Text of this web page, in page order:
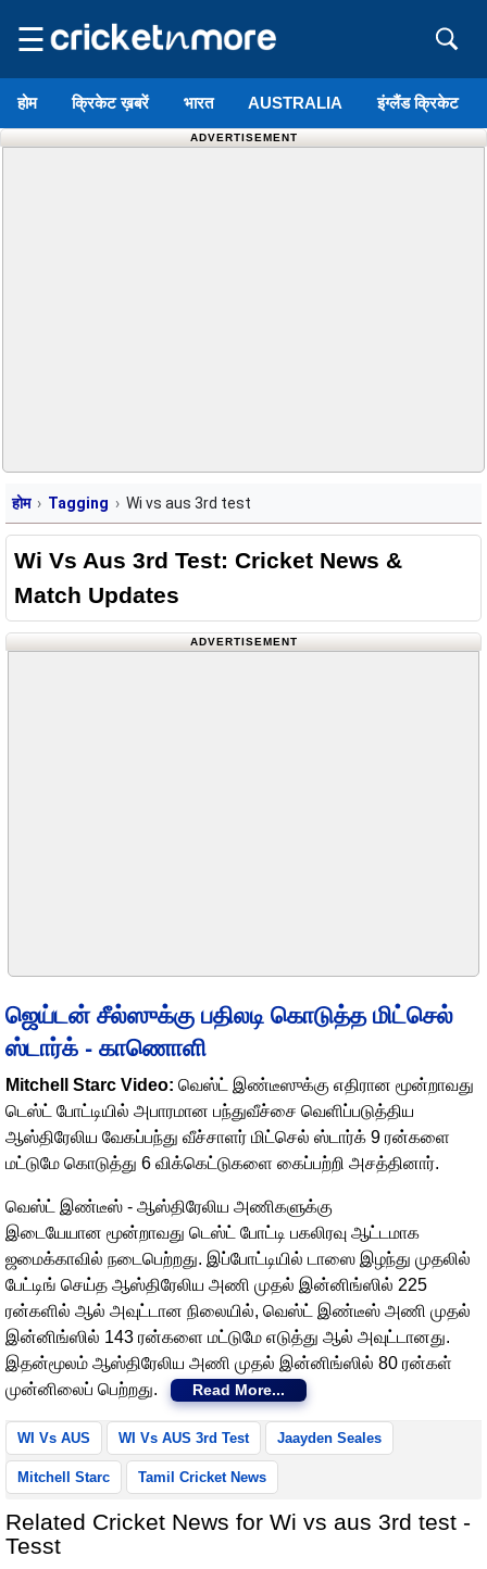
☰
होम क्रिकेट ख़बरें भारत AUSTRALIA इंग्लैंड क्रिकेट
ADVERTISEMENT
होम Tagging Wi vs aus 3rd test
Wi Vs Aus 3rd Test: Cricket News &
Match Updates
ADVERTISEMENT
ஜெய்டன் சீல்ஸுக்கு பதிலடி கொடுத்த மிட்செல்
ஸ்டார்க் - காணொளி
Mitchell Starc Video: வெஸ்ட் இண்டீஸுக்கு எதிரான மூன்றாவது
டெஸ்ட் போட்டியில் அபாரமான பந்துவீச்சை வெளிப்படுத்திய
ஆஸ்திரேலிய வேகப்பந்து வீச்சாளர் மிட்செல் ஸ்டார்க் 9 ரன்களை
மட்டுமே கொடுத்து 6 விக்கெட்டுகளை கைப்பற்றி அசத்தினார்.
வெஸ்ட் இண்டீஸ் - ஆஸ்திரேலிய அணிகளுக்கு
இடையேயான மூன்றாவது டெஸ்ட் போட்டி பகலிரவு ஆட்டமாக
ஜமைக்காவில் நடைபெற்றது. இப்போட்டியில் டாஸை இழந்து முதலில்
பேட்டிங் செய்த ஆஸ்திரேலிய அணி முதல் இன்னிங்ஸில் 225
ரன்களில் ஆல் அவுட்டான நிலையில், வெஸ்ட் இண்டீஸ் அணி முதல்
இன்னிங்ஸில் 143 ரன்களை மட்டுமே எடுத்து ஆல் அவுட்டானது.
இதன்மூலம் ஆஸ்திரேலிய அணி முதல் இன்னிங்ஸில் 80 ரன்கள்
முன்னிலைப் பெற்றது.
Read More...
WI Vs AUS WI Vs AUS 3rd Test Jaayden Seales
Mitchell Starc Tamil Cricket News
Related Cricket News for Wi vs aus 3rd test -
Tesst